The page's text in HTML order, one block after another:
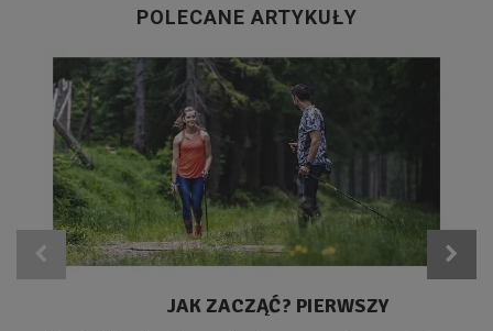
POLECANE ARTYKUŁY
JAK ZACZĄĆ? PIERWSZY